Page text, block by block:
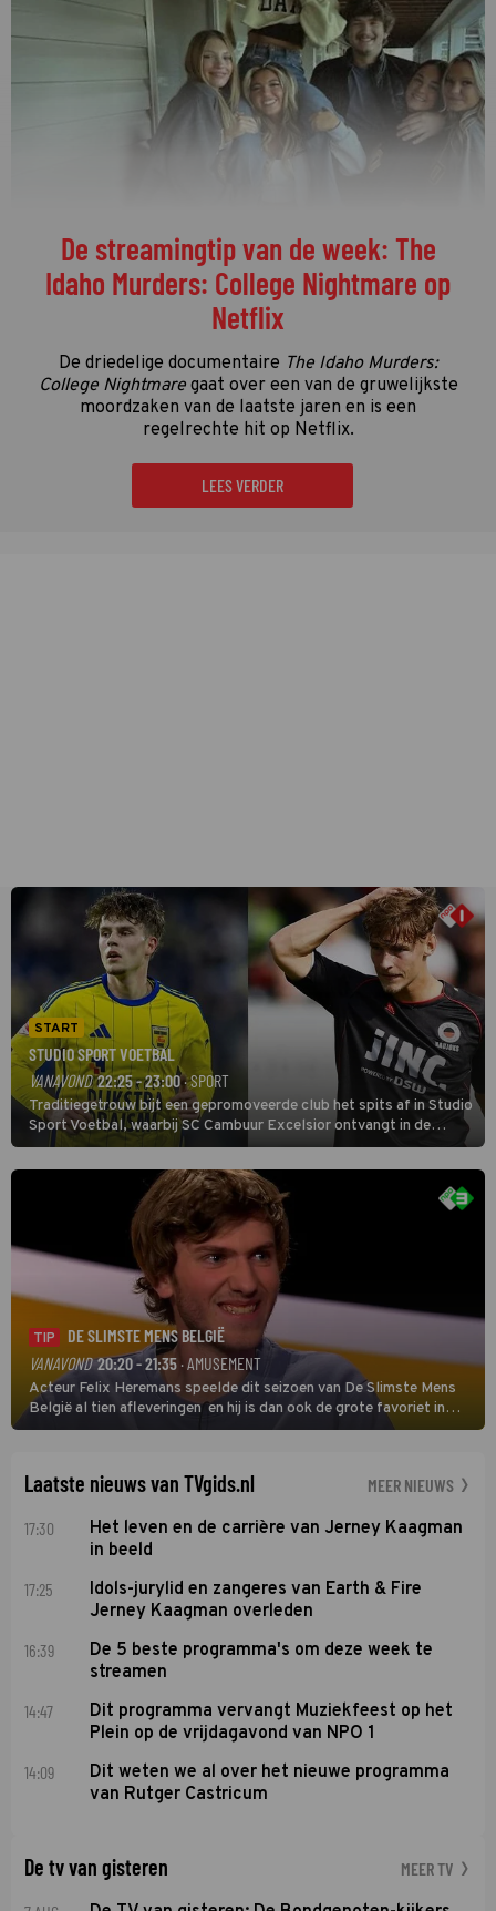
De streamingtip van de week: The
Idaho Murders: College Nightmare op
Netflix
De driedelige documentaire The Idaho Murders:
College Nightmaregaat over een van de gruwelijkste
moordzaken van de laatste jaren en is een
regelrechte hit op Netflix.
LEES VERDER
START
STUDIO SPORT VOETBAL
VANAVOND 22:25 - 23:00· SPORT
Traditiegetrouw bijt een gepromoveerde club het spits af in Studio
Sport Voetbal, waarbij SC Cambuur Excelsior ontvangt in de
eerste wedstrijd van het nieuwe Eredivisieseizoen. De nieuwe
oefenmeester is Johan Plat en hij wil aanvallend voetballen.
TIP
DE SLIMSTE MENS BELGIË
VANAVOND 20:20 - 21:35· AMUSEMENT
Acteur Felix Heremans speelde dit seizoen van De Slimste Mens
België al tien afleveringen en hij is dan ook de grote favoriet in
deze seizoensfinale. En er is Nederlandse inbreng, want komiek
Laatste nieuws van TVgids.nl MEER NIEUWS
17:30
Het leven en de carrière van Jerney Kaagman
in beeld
17:25
Idols-jurylid en zangeres van Earth & Fire
Jerney Kaagman overleden
16:39
De 5 beste programma's om deze week te
streamen
14:47
Dit programma vervangt Muziekfeest op het
Plein op de vrijdagavond van NPO 1
14:09
Dit weten we al over het nieuwe programma
van Rutger Castricum
De tv van gisteren MEER TV